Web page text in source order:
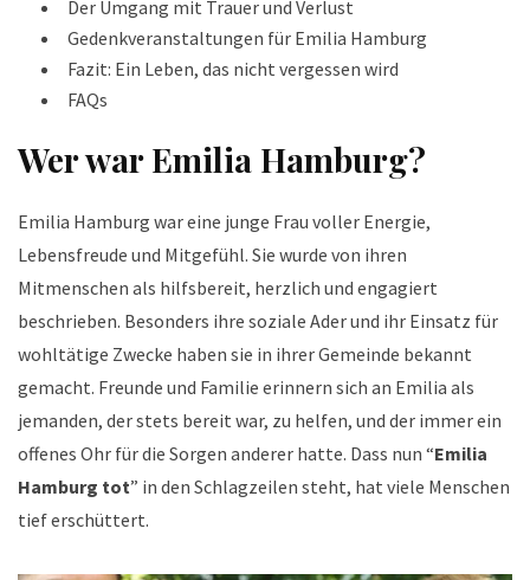
Der Umgang mit Trauer und Verlust
Gedenkveranstaltungen für Emilia Hamburg
Fazit: Ein Leben, das nicht vergessen wird
FAQs
Wer war Emilia Hamburg?
Emilia Hamburg war eine junge Frau voller Energie,
Lebensfreude und Mitgefühl. Sie wurde von ihren
Mitmenschen als hilfsbereit, herzlich und engagiert
beschrieben. Besonders ihre soziale Ader und ihr Einsatz für
wohltätige Zwecke haben sie in ihrer Gemeinde bekannt
gemacht. Freunde und Familie erinnern sich an Emilia als
jemanden, der stets bereit war, zu helfen, und der immer ein
offenes Ohr für die Sorgen anderer hatte. Dass nun “Emilia
Hamburg tot” in den Schlagzeilen steht, hat viele Menschen
tief erschüttert.